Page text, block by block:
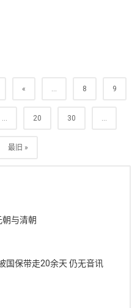
« ... 8 9
... 20 30 ...
最旧 »
与清朝
国保带走20余天 仍无音讯